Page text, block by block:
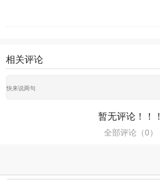
相关评论
暂无评论！！！
全部评论（0）